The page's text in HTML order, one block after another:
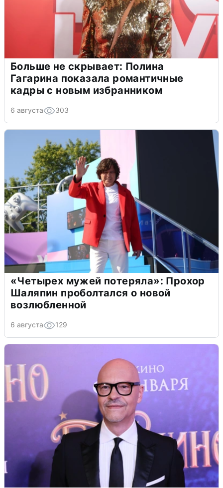
Больше не скрывает: Полина
Гагарина показала романтичные
кадры с новым избранником
6 августа 303
«Четырех мужей потеряла»: Прохор
Шаляпин проболтался о новой
возлюбленной
6 августа 129